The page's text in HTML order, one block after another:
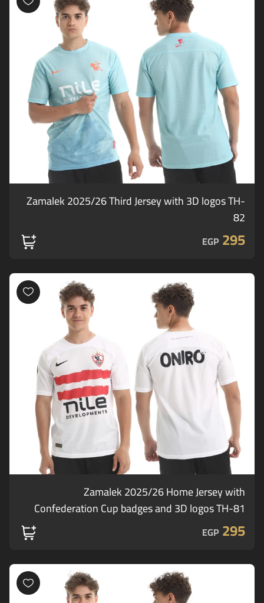
Zamalek 2025/26 Third Jersey with 3D logos TH-
82
295
EGP
Zamalek 2025/26 Home Jersey with
Confederation Cup badges and 3D logos TH-81
295
EGP